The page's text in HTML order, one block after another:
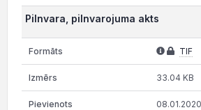
Pilnvara, pilnvarojuma akts
TIF
33.04 KB
08.01.2020